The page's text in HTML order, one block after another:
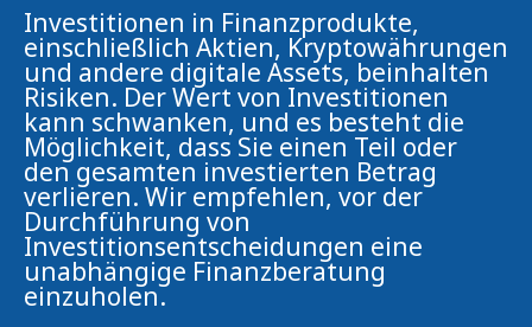
Investitionen in Finanzprodukte,
einschließlich Aktien, Kryptowährungen
und andere digitale Assets, beinhalten
Risiken. Der Wert von Investitionen
kann schwanken, und es besteht die
Möglichkeit, dass Sie einen Teil oder
den gesamten investierten Betrag
verlieren. Wir empfehlen, vor der
Durchführung von
Investitionsentscheidungen eine
unabhängige Finanzberatung
einzuholen.